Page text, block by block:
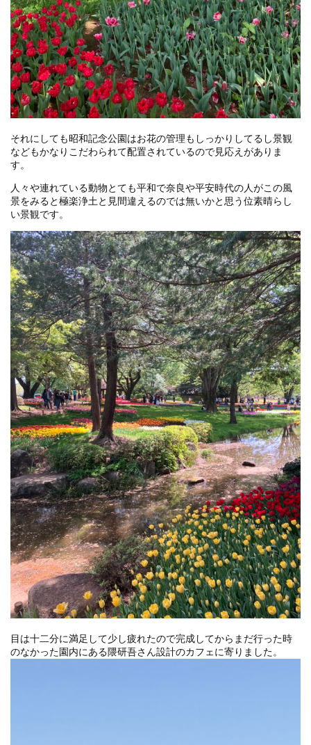
それにしても昭和記念公園はお花の管理もしっかりしてるし景観
などもかなりこだわられて配置されているので見応えがありま
す。
人々や連れている動物とても平和で奈良や平安時代の人がこの風
景をみると極楽浄土と見間違えるのでは無いかと思う位素晴らし
い景観です。
目は十二分に満足して少し疲れたので完成してからまだ行った時
のなかった園内にある隈研吾さん設計のカフェに寄りました。